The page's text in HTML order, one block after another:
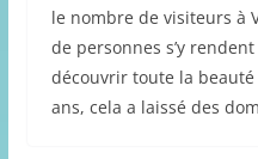
le nombre de visiteurs à
de personnes s’y
découvrir toute la
ans, cela a laissé des